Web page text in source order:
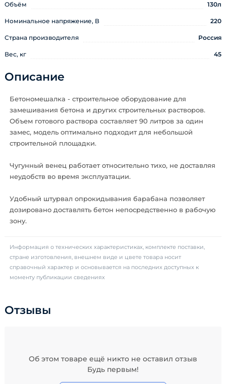
Объём 130л
Номинальное напряжение, В 220
Страна производителя Россия
Вес, кг 45
Описание
Бетономешалка - строительное оборудование для
замешивания бетона и других строительных растворов.
Объем готового раствора составляет 90 литров за один
замес, модель оптимально подходит для небольшой
строительной площадки.
Чугунный венец работает относительно тихо, не доставляя
неудобств во время эксплуатации.
Удобный штурвал опрокидывания барабана позволяет
дозировано доставлять бетон непосредственно в рабочую
зону.
Информация о технических характеристиках, комплекте поставки,
стране изготовления, внешнем виде и цвете товара носит
справочный характер и основывается на последних доступных к
моменту публикации сведениях
Отзывы
Об этом товаре ещё никто не оставил отзыв
Будь первым!